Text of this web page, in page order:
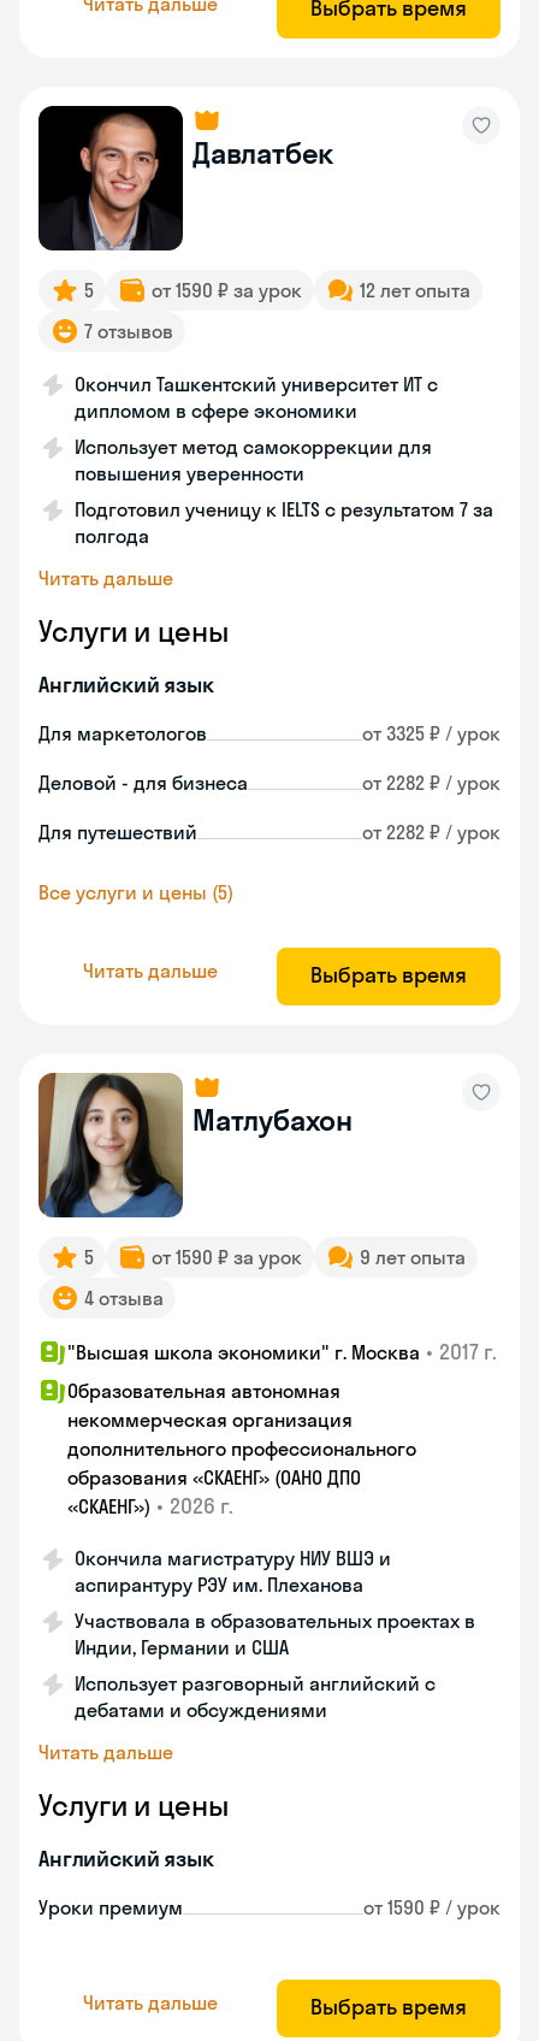
Выбрать время
Давлатбек
5 от 1590 ₽ за урок
12 лет опыта
7 отзывов
Окончил Ташкентский университет ИТ с
дипломом в сфере экономики
Использует метод самокоррекции для
повышения уверенности
Подготовил ученицу к IELTS с результатом 7 за
полгода
Читать дальше
Услуги и цены
Английский язык
Для маркетологов от 3325 ₽ / урок
Деловой - для бизнеса от 2282 ₽ / урок
Для путешествий от 2282 ₽ / урок
Все услуги и цены (5)
Читать дальше Выбрать время
Матлубахон
5 от 1590 ₽ за урок
9 лет опыта
4 отзыва
"Высшая школа экономики" г. Москва • 2017 г.
Образовательная автономная
некоммерческая организация
дополнительного профессионального
образования «СКАЕНГ» (ОАНО ДПО
«СКАЕНГ») • 2026 г.
Окончила магистратуру НИУ ВШЭ и
аспирантуру РЭУ им. Плеханова
Участвовала в образовательных проектах в
Индии, Германии и США
Использует разговорный английский с
дебатами и обсуждениями
Читать дальше
Услуги и цены
Английский язык
Уроки премиум от 1590 ₽ / урок
Читать дальше Выбрать время